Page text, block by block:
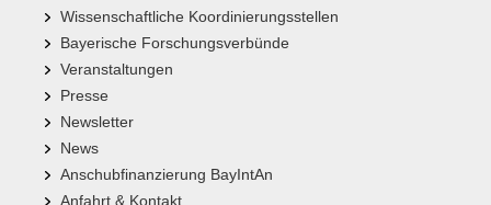
Wissenschaftliche Koordinierungsstellen
Bayerische Forschungsverbünde
Veranstaltungen
Presse
Newsletter
News
Anschubfinanzierung BayIntAn
Anfahrt & Kontakt